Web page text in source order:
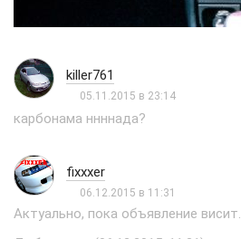
killer761
05.11.2015 в 23:14
карбонама ннннада?
fixxxer
06.12.2015 в 11:31
Актуально, пока объявление висит.